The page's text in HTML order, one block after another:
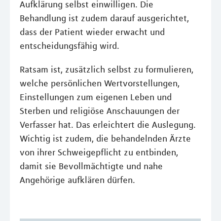
Aufklärung selbst einwilligen. Die
Behandlung ist zudem darauf ausgerichtet,
dass der Patient wieder erwacht und
entscheidungsfähig wird.
Ratsam ist, zusätzlich selbst zu formulieren,
welche persönlichen Wertvorstellungen,
Einstellungen zum eigenen Leben und
Sterben und religiöse Anschauungen der
Verfasser hat. Das erleichtert die Auslegung.
Wichtig ist zudem, die behandelnden Ärzte
von ihrer Schweigepflicht zu entbinden,
damit sie Bevollmächtigte und nahe
Angehörige aufklären dürfen.